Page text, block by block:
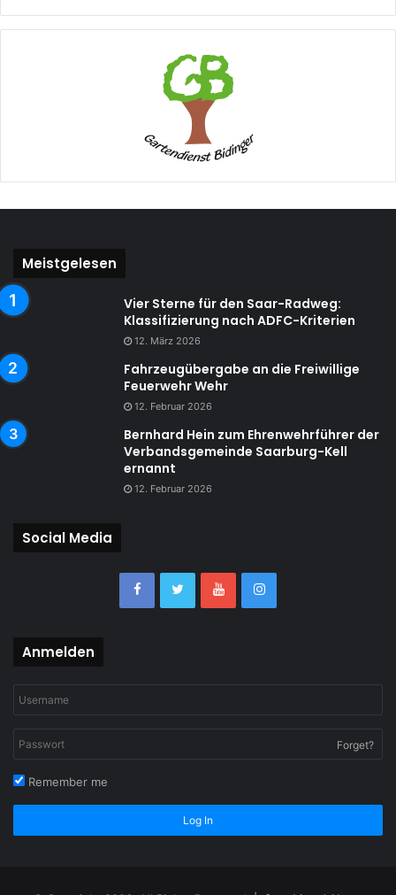
Meistgelesen
Vier Sterne für den Saar-Radweg:
Klassifizierung nach ADFC-Kriterien
12. März 2026
Fahrzeugübergabe an die Freiwillige
Feuerwehr Wehr
12. Februar 2026
Bernhard Hein zum Ehrenwehrführer der
Verbandsgemeinde Saarburg-Kell
ernannt
12. Februar 2026
Social Media
Anmelden
Forget?
Remember me
Log In